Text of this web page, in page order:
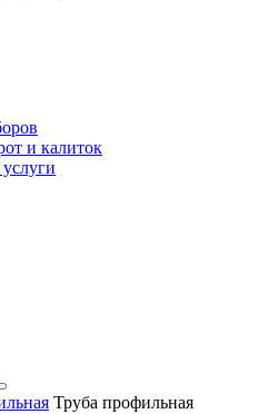
и калиток
Труба профильная